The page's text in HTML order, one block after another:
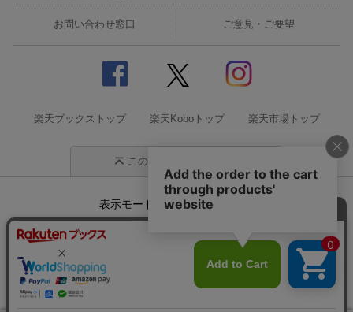
お問い合わせ窓口 ご意見・ご要望
楽天ブックストップ 楽天Koboトップ 楽天市場トップ
このページの先頭に戻る
表示モード モバイル
企業情報 個人情報保護方針